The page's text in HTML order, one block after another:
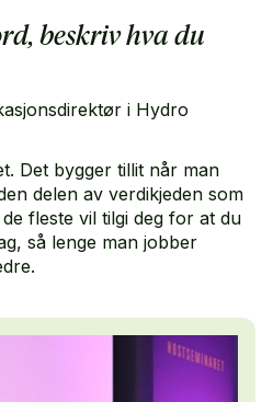
beskriv hva du
i Hydro
Det bygger tillit når man
delen av verdikjeden som
fleste vil tilgi deg for at du
så lenge man jobber